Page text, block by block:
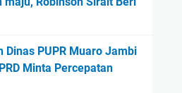
Dinas PUPR Muaro Jambi
Minta Percepatan